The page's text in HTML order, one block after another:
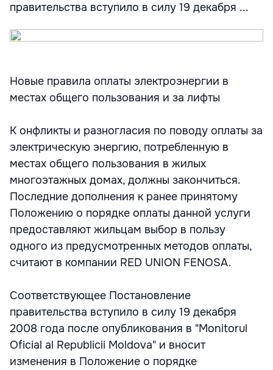
правительства вступило в силу 19 декабря ...
Новые правила оплаты электроэнергии в
местах общего пользования и за лифты
К онфликты и разногласия по поводу оплаты за
электрическую энергию, потребленную в
местах общего пользования в жилых
многоэтажных домах, должны закончиться.
Последние дополнения к ранее принятому
Положению о порядке оплаты данной услуги
предоставляют жильцам выбор в пользу
одного из предусмотренных методов оплаты,
считают в компании RED UNION FENOSA.
Соответствующее Постановление
правительства вступило в силу 19 декабря
2008 года после опубликования в "Monitorul
Oficial al Republicii Moldova" и вносит
изменения в Положение о порядке